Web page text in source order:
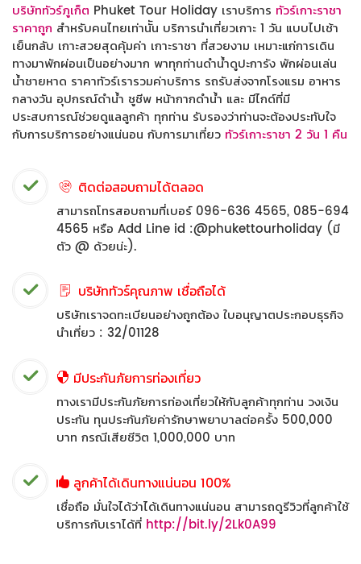
บริษัททัวร์ภูเก็ต Phuket Tour Holiday เราบริการ ทัวร์เกาะราชา
ราคาถูก สำหรับคนไทยเท่านััน บริการนำเที่ยวเกาะ 1 วัน แบบไปเช้า
เย็นกลับ เกาะสวยสุดคุ้มค่า เกาะราชา ที่สวยงาม เหมาะแก่การเดิน
ทางมาพักผ่อนเป็นอย่างมาก พาทุกท่านดำน้ำดูปะการัง พักผ่อนเล่น
น้ำชายหาด ราคาทัวร์เรารวมค่าบริการ รถรับส่งจากโรงแรม อาหาร
กลางวัน อุปกรณ์ดำน้ำ ชูชีพ หน้ากากดำน้ำ และ มีไกด์ที่มี
ประสบการณ์ช่วยดูแลลูกค้า ทุกท่าน รับรองว่าท่านจะต้องประทับใจ
กับการบริการอย่างแน่นอน กับการมาเที่ยว ทัวร์เกาะราชา 2 วัน 1 คืน
ติดต่อสอบถามได้ตลอด
สามารถโทรสอบถามที่เบอร์ 096-636 4565, 085-694
4565 หรือ Add Line id :@phukettourholiday (มี
ตัว @ ด้วยน่ะ).
บริษัททัวร์คุณภาพ เชื่อถือได้
บริษัทเราจดทะเบียนอย่างถูกต้อง ใบอนุญาตประกอบธุรกิจ
นำเที่ยว : 32/01128
มีประกันภัยการท่องเที่ยว
ทางเรามีประกันภัยการท่องเที่ยวให้กับลูกค้าทุกท่าน วงเงิน
ประกัน ทุนประกันภัยค่ารักษาพยาบาลต่อครั้ง 500,000
บาท กรณีเสียชีวิต 1,000,000 บาท
ลูกค้าได้เดินทางแน่นอน 100%
เชื่อถือ มั่นใจได้ว่าได้เดินทางแน่นอน สามารถดูรีวิวที่ลูกค้าใช้
บริการกับเราได้ที่ http://bit.ly/2Lk0A99